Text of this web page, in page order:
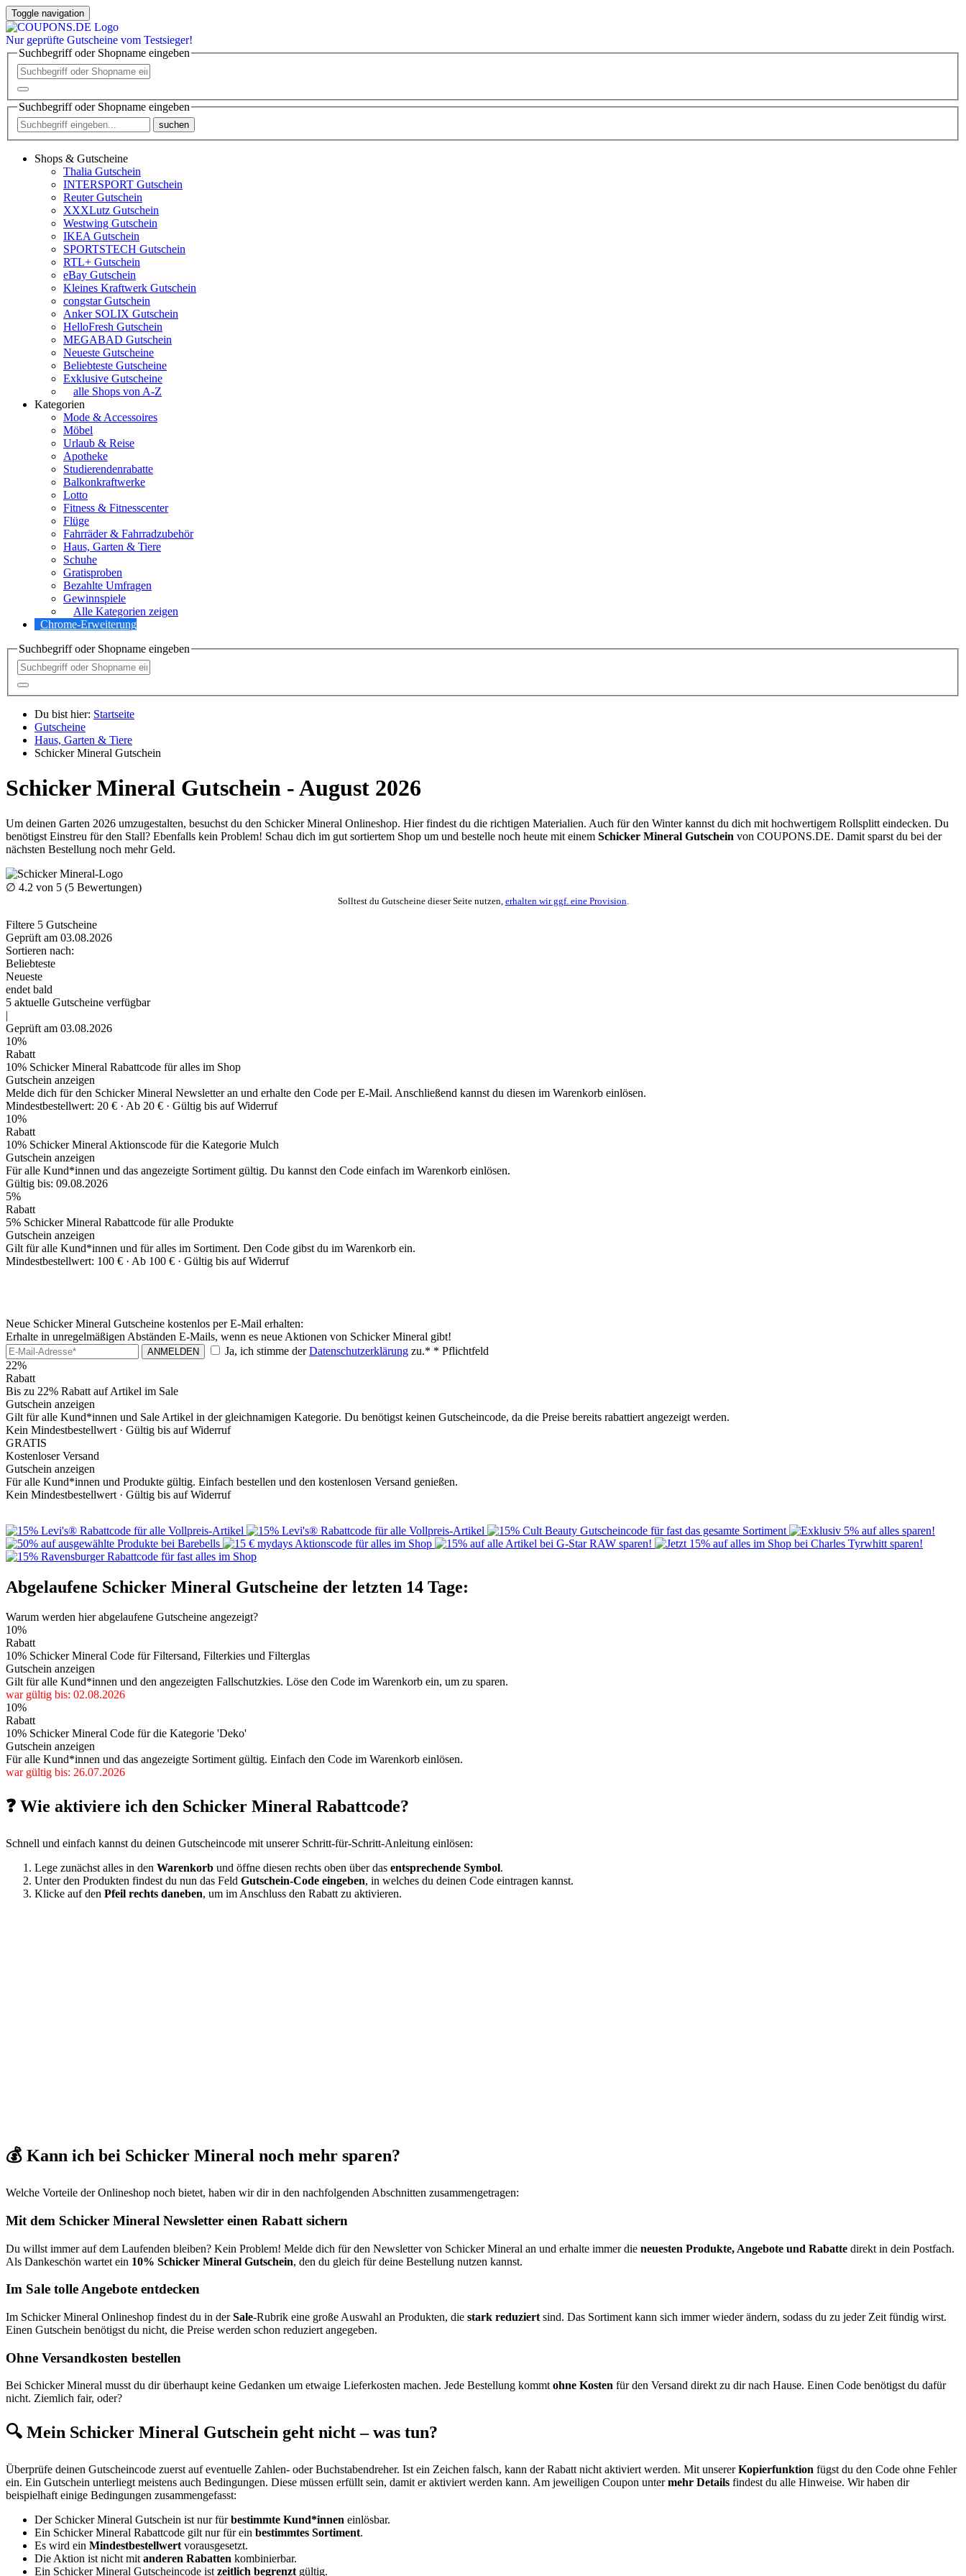
Toggle navigation
Nur geprüfte Gutscheine vom Testsieger!
Suchbegriff oder Shopname eingeben
Suchbegriff oder Shopname eingeben
suchen
Shops & Gutscheine
Thalia Gutschein
INTERSPORT Gutschein
Reuter Gutschein
XXXLutz Gutschein
Westwing Gutschein
IKEA Gutschein
SPORTSTECH Gutschein
RTL+ Gutschein
eBay Gutschein
Kleines Kraftwerk Gutschein
congstar Gutschein
Anker SOLIX Gutschein
HelloFresh Gutschein
MEGABAD Gutschein
Neueste Gutscheine
Beliebteste Gutscheine
Exklusive Gutscheine
alle Shops von A-Z
Kategorien
Mode & Accessoires
Möbel
Urlaub & Reise
Apotheke
Studierendenrabatte
Balkonkraftwerke
Lotto
Fitness & Fitnesscenter
Flüge
Fahrräder & Fahrradzubehör
Haus, Garten & Tiere
Schuhe
Gratisproben
Bezahlte Umfragen
Gewinnspiele
Alle Kategorien zeigen
Chrome-Erweiterung
Suchbegriff oder Shopname eingeben
Du bist hier: Startseite
Gutscheine
Haus, Garten & Tiere
Schicker Mineral Gutschein
Schicker Mineral Gutschein - August 2026
Um deinen Garten 2026 umzugestalten, besuchst du den Schicker Mineral Onlineshop. Hier findest du die richtigen Materialien. Auch für den Winter kannst du dich mit hochwertigem Rollsplitt eindecken. Du
benötigst Einstreu für den Stall? Ebenfalls kein Problem! Schau dich im gut sortiertem Shop um und bestelle noch heute mit einem Schicker Mineral Gutschein von COUPONS.DE. Damit sparst du bei der
nächsten Bestellung noch mehr Geld.
∅ 4.2 von 5 (5 Bewertungen)
Solltest du Gutscheine dieser Seite nutzen, erhalten wir ggf. eine Provision
Filtere 5 Gutscheine
Geprüft am 03.08.2026
Sortieren nach:
Beliebteste
Neueste
endet bald
5 aktuelle Gutscheine verfügbar
|
Geprüft am 03.08.2026
10%
Rabatt
10% Schicker Mineral Rabattcode für alles im Shop
Gutschein anzeigen
Melde dich für den Schicker Mineral Newsletter an und erhalte den Code per E-Mail. Anschließend kannst du diesen im Warenkorb einlösen.
Mindestbestellwert: 20 € · Ab 20 € · Gültig bis auf Widerruf
10%
Rabatt
10% Schicker Mineral Aktionscode für die Kategorie Mulch
Gutschein anzeigen
Für alle Kund*innen und das angezeigte Sortiment gültig. Du kannst den Code einfach im Warenkorb einlösen.
Gültig bis: 09.08.2026
5%
Rabatt
5% Schicker Mineral Rabattcode für alle Produkte
Gutschein anzeigen
Gilt für alle Kund*innen und für alles im Sortiment. Den Code gibst du im Warenkorb ein.
Mindestbestellwert: 100 € · Ab 100 € · Gültig bis auf Widerruf
Neue Schicker Mineral Gutscheine kostenlos per E-Mail erhalten:
Erhalte in unregelmäßigen Abständen E-Mails, wenn es neue Aktionen von Schicker Mineral gibt!
ANMELDEN Ja, ich stimme derDatenschutzerklärung zu.* * Pflichtfeld
22%
Rabatt
Bis zu 22% Rabatt auf Artikel im Sale
Gutschein anzeigen
Gilt für alle Kund*innen und Sale Artikel in der gleichnamigen Kategorie. Du benötigst keinen Gutscheincode, da die Preise bereits rabattiert angezeigt werden.
Kein Mindestbestellwert · Gültig bis auf Widerruf
GRATIS
Kostenloser Versand
Gutschein anzeigen
Für alle Kund*innen und Produkte gültig. Einfach bestellen und den kostenlosen Versand genießen.
Kein Mindestbestellwert · Gültig bis auf Widerruf
Abgelaufene Schicker Mineral Gutscheine der letzten 14 Tage:
Warum werden hier abgelaufene Gutscheine angezeigt?
10%
Rabatt
10% Schicker Mineral Code für Filtersand, Filterkies und Filterglas
Gutschein anzeigen
Gilt für alle Kund*innen und den angezeigten Fallschutzkies. Löse den Code im Warenkorb ein, um zu sparen.
war gültig bis: 02.08.2026
10%
Rabatt
10% Schicker Mineral Code für die Kategorie 'Deko'
Gutschein anzeigen
Für alle Kund*innen und das angezeigte Sortiment gültig. Einfach den Code im Warenkorb einlösen.
war gültig bis: 26.07.2026
❓ Wie aktiviere ich den Schicker Mineral Rabattcode?
Schnell und einfach kannst du deinen Gutscheincode mit unserer Schritt-für-Schritt-Anleitung einlösen:
Lege zunächst alles in den Warenkorb und öffne diesen rechts oben über das entsprechende Symbol.
Unter den Produkten findest du nun das Feld Gutschein-Code eingeben, in welches du deinen Code eintragen kannst.
Klicke auf den Pfeil rechts daneben, um im Anschluss den Rabatt zu aktivieren.
💰 Kann ich bei Schicker Mineral noch mehr sparen?
Welche Vorteile der Onlineshop noch bietet, haben wir dir in den nachfolgenden Abschnitten zusammengetragen:
Mit dem Schicker Mineral Newsletter einen Rabatt sichern
Du willst immer auf dem Laufenden bleiben? Kein Problem! Melde dich für den Newsletter von Schicker Mineral an und erhalte immer die neuesten Produkte, Angebote und Rabatte direkt in dein Postfach.
Als Dankeschön wartet ein 10% Schicker Mineral Gutschein, den du gleich für deine Bestellung nutzen kannst.
Im Sale tolle Angebote entdecken
Im Schicker Mineral Onlineshop findest du in derSale-Rubrik eine große Auswahl an Produkten, die stark reduziert sind. Das Sortiment kann sich immer wieder ändern, sodass du zu jeder Zeit fündig wirst.
Einen Gutschein benötigst du nicht, die Preise werden schon reduziert angegeben.
Ohne Versandkosten bestellen
Bei Schicker Mineral musst du dir überhaupt keine Gedanken um etwaige Lieferkosten machen. Jede Bestellung kommtohne Kosten für den Versand direkt zu dir nach Hause. Einen Code benötigst du dafür
nicht. Ziemlich fair, oder?
🔍 Mein Schicker Mineral Gutschein geht nicht – was tun?
Überprüfe deinen Gutscheincode zuerst auf eventuelle Zahlen- oder Buchstabendreher. Ist ein Zeichen falsch, kann der Rabatt nicht aktiviert werden. Mit unsererKopierfunktion fügst du den Code ohne Fehler
ein. Ein Gutschein unterliegt meistens auch Bedingungen. Diese müssen erfüllt sein, damit er aktiviert werden kann. Am jeweiligen Coupon untermehr Details findest du alle Hinweise. Wir haben dir
beispielhaft einige Bedingungen zusammengefasst:
Der Schicker Mineral Gutschein ist nur fürbestimmte Kund*innen einlösbar.
Ein Schicker Mineral Rabattcode gilt nur für ein bestimmtes Sortiment.
Es wird ein Mindestbestellwert vorausgesetzt.
Die Aktion ist nicht mit anderen Rabatten kombinierbar.
Ein Schicker Mineral Gutscheincode ist zeitlich begrenzt gültig.